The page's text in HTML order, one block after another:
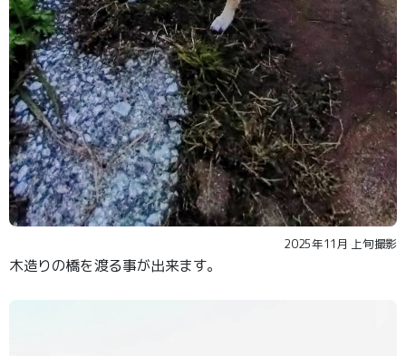
2025年11月 上旬撮影
木造りの橋を渡る事が出来ます。